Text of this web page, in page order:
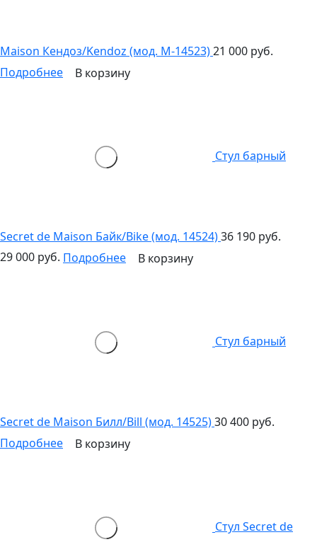
Maison Кендоз/Kendoz (мод. M-14523)21 000 руб.
Подробнее
В корзину
Стул барный
Secret de Maison Байк/Bike (мод. 14524)36 190 руб.
29 000 руб. Подробнее В корзину
Стул барный
Secret de Maison Билл/Bill (мод. 14525)30 400 руб.
Подробнее
В корзину
Стул Secret de